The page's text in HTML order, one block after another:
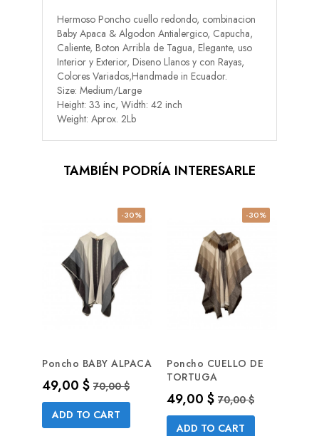
Hermoso Poncho cuello redondo, combinacion
Baby Apaca & Algodon Antialergico, Capucha,
Caliente, Boton Arribla de Tagua, Elegante, uso
Interior y Exterior, Diseno Llanos y con Rayas,
Colores Variados,Handmade in Ecuador.
Size: Medium/Large
Height: 33 inc, Width: 42 inch
Weight: Aprox. 2Lb
TAMBIÉN PODRÍA INTERESARLE
-30%
Poncho BABY ALPACA
Precio
49,00 $Precio base
70,00 $
ADD TO CART
-30%
Poncho CUELLO DE
TORTUGA
Precio
49,00 $Precio base
70,00 $
ADD TO CART